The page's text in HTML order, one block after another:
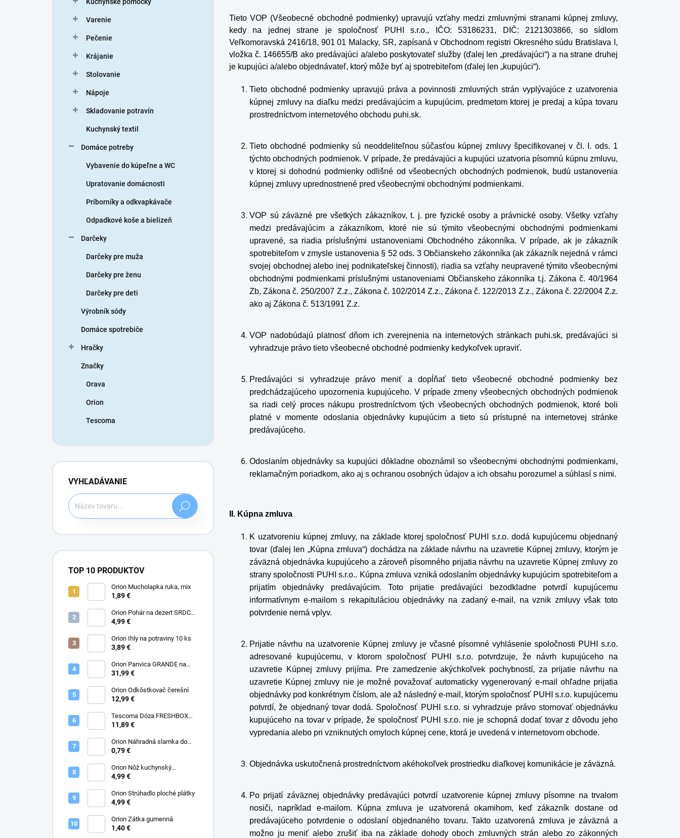
Varenie
Pečenie
Krájanie
Stolovanie
Nápoje
Skladovanie potravín
Kuchynský textil
Domáce potreby
Vybavenie do kúpeľne a WC
Upratovanie domácnosti
Príborníky a odkvapkávače
Odpadkové koše a bielizeň
Darčeky
Darčeky pre muža
Darčeky pre ženu
Darčeky pre deti
Výrobník sódy
Domáce spotrebiče
Hračky
Značky
Orava
Orion
Tescoma
VYHĽADÁVANIE
Hľadať
TOP 10 PRODUKTOV
Orion Mucholapka ruka, mix
1,89 €
Orion Pohár na dezert SRDCE
0,12 l, 6 ks
4,99 €
Orion Ihly na potraviny 10 ks
3,89 €
Orion Panvica GRANDE na
lievance/volské oká 7 pr. 27
31,99 €
Orion Odkôstkovač čerešní
12,99 €
Tescoma Dóza FRESHBOX
GLASS 0,4 l až 1,5 l
11,89 €
Orion Náhradná slamka do
temo-plechovky
0,79 €
Orion Nôž kuchynský
CLASSIC 12,5 cm
4,99 €
Orion Strúhadlo ploché plátky
4,99 €
Orion Zátka gumenná
1,40 €
Tieto VOP (Všeobecné obchodné podmienky) upravujú vzťahy medzi zmluvnými stranami kúpnej zmluvy,
kedy na jednej strane je spoločnosť PUHI s.r.o., IČO: 53186231, DIČ: 2121303866, so sídlom
Veľkomoravská 2416/18, 901 01 Malacky, SR, zapísaná v Obchodnom registri Okresného súdu Bratislava I,
vložka č. 146655/B ako predávajúci a/alebo poskytovateľ služby (ďalej len „predávajúci“) a na strane druhej
je kupujúci a/alebo objednávateľ, ktorý môže byť aj spotrebiteľom (ďalej len „kupujúci“).
Tieto obchodné podmienky upravujú práva a povinnosti zmluvných strán vyplývajúce z uzatvorenia
kúpnej zmluvy na diaľku medzi predávajúcim a kupujúcim, predmetom ktorej je predaj a kúpa tovaru
prostredníctvom internetového obchodu puhi.sk.
Tieto obchodné podmienky sú neoddeliteľnou súčasťou kúpnej zmluvy špecifikovanej v čl. I. ods. 1
týchto obchodných podmienok. V prípade, že predávajúci a kupujúci uzatvoria písomnú kúpnu zmluvu,
v ktorej si dohodnú podmienky odlišné od všeobecných obchodných podmienok, budú ustanovenia
kúpnej zmluvy uprednostnené pred všeobecnými obchodnými podmienkami.
VOP sú záväzné pre všetkých zákazníkov, t. j. pre fyzické osoby a právnické osoby. Všetky vzťahy
medzi predávajúcim a zákazníkom, ktoré nie sú týmito všeobecnými obchodnými podmienkami
upravené, sa riadia príslušnými ustanoveniami Obchodného zákonníka. V prípade, ak je zákazník
spotrebiteľom v zmysle ustanovenia § 52 ods. 3 Občianskeho zákonníka (ak zákazník nejedná v rámci
svojej obchodnej alebo inej podnikateľskej činnosti), riadia sa vzťahy neupravené týmito všeobecnými
obchodnými podmienkami príslušnými ustanoveniami Občianskeho zákonníka t.j. Zákona č. 40/1964
Zb, Zákona č. 250/2007 Z.z., Zákona č. 102/2014 Z.z., Zákona č. 122/2013 Z.z., Zákona č. 22/2004 Z.z.
ako aj Zákona č. 513/1991 Z.z.
VOP nadobúdajú platnosť dňom ich zverejnenia na internetových stránkach puhi.sk, predávajúci si
vyhradzuje právo tieto všeobecné obchodné podmienky kedykoľvek upraviť.
Predávajúci si vyhradzuje právo meniť a dopĺňať tieto všeobecné obchodné podmienky bez
predchádzajúceho upozornenia kupujúceho. V prípade zmeny všeobecných obchodných podmienok
sa riadi celý proces nákupu prostredníctvom tých všeobecných obchodných podmienok, ktoré boli
platné v momente odoslania objednávky kupujúcim a tieto sú prístupné na internetovej stránke
predávajúceho.
Odoslaním objednávky sa kupujúci dôkladne oboznámil so všeobecnými obchodnými podmienkami,
reklamačným poriadkom, ako aj s ochranou osobných údajov a ich obsahu porozumel a súhlasí s nimi.
II. Kúpna zmluva
K uzatvoreniu kúpnej zmluvy, na základe ktorej spoločnosť PUHI s.r.o. dodá kupujúcemu objednaný
tovar (ďalej len „Kúpna zmluva“) dochádza na základe návrhu na uzavretie Kúpnej zmluvy, ktorým je
záväzná objednávka kupujúceho a zároveň písomného prijatia návrhu na uzavretie Kúpnej zmluvy zo
strany spoločnosti PUHI s.r.o.. Kúpna zmluva vzniká odoslaním objednávky kupujúcim spotrebiteľom a
prijatím objednávky predávajúcim. Toto prijatie predávajúci bezodkladne potvrdí kupujúcemu
informatívnym e-mailom s rekapituláciou objednávky na zadaný e-mail, na vznik zmluvy však toto
potvrdenie nemá vplyv.
Prijatie návrhu na uzatvorenie Kúpnej zmluvy je včasné písomné vyhlásenie spoločnosti PUHI s.r.o.
adresované kupujúcemu, v ktorom spoločnosť PUHI s.r.o. potvrdzuje, že návrh kupujúceho na
uzavretie Kúpnej zmluvy prijíma. Pre zamedzenie akýchkoľvek pochybností, za prijatie návrhu na
uzavretie Kúpnej zmluvy nie je možné považovať automaticky vygenerovaný e-mail ohľadne prijatia
objednávky pod konkrétnym číslom, ale až následný e-mail, ktorým spoločnosť PUHI s.r.o. kupujúcemu
potvrdí, že objednaný tovar dodá. Spoločnosť PUHI s.r.o. si vyhradzuje právo stornovať objednávku
kupujúceho na tovar v prípade, že spoločnosť PUHI s.r.o. nie je schopná dodať tovar z dôvodu jeho
vypredania alebo pri vzniknutých omyloch kúpnej cene, ktorá je uvedená v internetovom obchode.
Objednávka uskutočnená prostredníctvom akéhokoľvek prostriedku diaľkovej komunikácie je záväzná.
Po prijatí záväznej objednávky predávajúci potvrdí uzatvorenie kúpnej zmluvy písomne na trvalom
nosiči, napríklad e-mailom. Kúpna zmluva je uzatvorená okamihom, keď zákazník dostane od
predávajúceho potvrdenie o odoslaní objednaného tovaru. Takto uzatvorená zmluva je záväzná a
možno ju meniť alebo zrušiť iba na základe dohody oboch zmluvných strán alebo zo zákonných